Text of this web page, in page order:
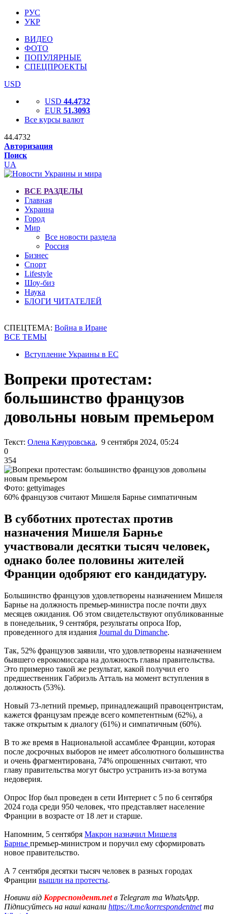
РУС
УКР
ВИДЕО
ФОТО
ПОПУЛЯРНЫЕ
СПЕЦПРОЕКТЫ
USD
USD 44.4732
EUR 51.3093
Все курсы валют
44.4732
Авторизация
Поиск
UA
ВСЕ РАЗДЕЛЫ
Главная
Украина
Город
Мир
Все новости раздела
Россия
Бизнес
Спорт
Lifestyle
Шоу-биз
Наука
БЛОГИ ЧИТАТЕЛЕЙ
СПЕЦТЕМА: Война в Иране
ВСЕ ТЕМЫ
Вступление Украины в ЕС
Вопреки протестам:
большинство французов
довольны новым премьером
Текст: Олена Качуровська, 9 сентября 2024, 05:24
0
354
Фото: gettyimages
60% французов считают Мишеля Барнье симпатичным
В субботних протестах против
назначения Мишеля Барнье
участвовали десятки тысяч человек,
однако более половины жителей
Франции одобряют его кандидатуру.
Большинство французов удовлетворены назначением Мишеля
Барнье на должность премьер-министра после почти двух
месяцев ожидания. Об этом свидетельствуют опубликованные
в понедельник, 9 сентября, результаты опроса Ifop,
проведенного для издания Journal du Dimanche.
Так, 52% французов заявили, что удовлетворены назначением
бывшего еврокомиссара на должность главы правительства.
Это примерно такой же результат, какой получил его
предшественник Габриэль Атталь на момент вступления в
должность (53%).
Новый 73-летний премьер, принадлежащий правоцентристам,
кажется французам прежде всего компетентным (62%), а
также открытым к диалогу (61%) и симпатичным (60%).
В то же время в Национальной ассамблее Франции, которая
после досрочных выборов не имеет абсолютного большинства
и очень фрагментирована, 74% опрошенных считают, что
главу правительства могут быстро устранить из-за вотума
недоверия.
Опрос Ifop был проведен в сети Интернет с 5 по 6 сентября
2024 года среди 950 человек, что представляет население
Франции в возрасте от 18 лет и старше.
Напомним, 5 сентября Макрон назначил Мишеля
Барнье премьер-министром и поручил ему сформировать
новое правительство.
А 7 сентября десятки тысяч человек в разных городах
Франции вышли на протесты.
Новини від Корреспондент.netв Telegram та WhatsApp.
Підписуйтесь на наші канали https://t.me/korrespondentnetта